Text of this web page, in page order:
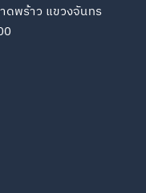
ดพร้าว แขวงจันทร